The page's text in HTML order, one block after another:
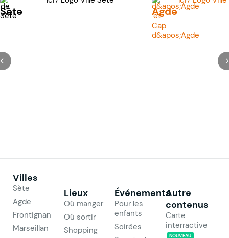
Sète Agde
Villes
Sète
Agde
Frontignan
Marseillan
Lieux
Où manger
Où sortir
Shopping
Événements
Pour les
enfants
Soirées
Autre
contenus
Carte
interractive
NOUVEAU